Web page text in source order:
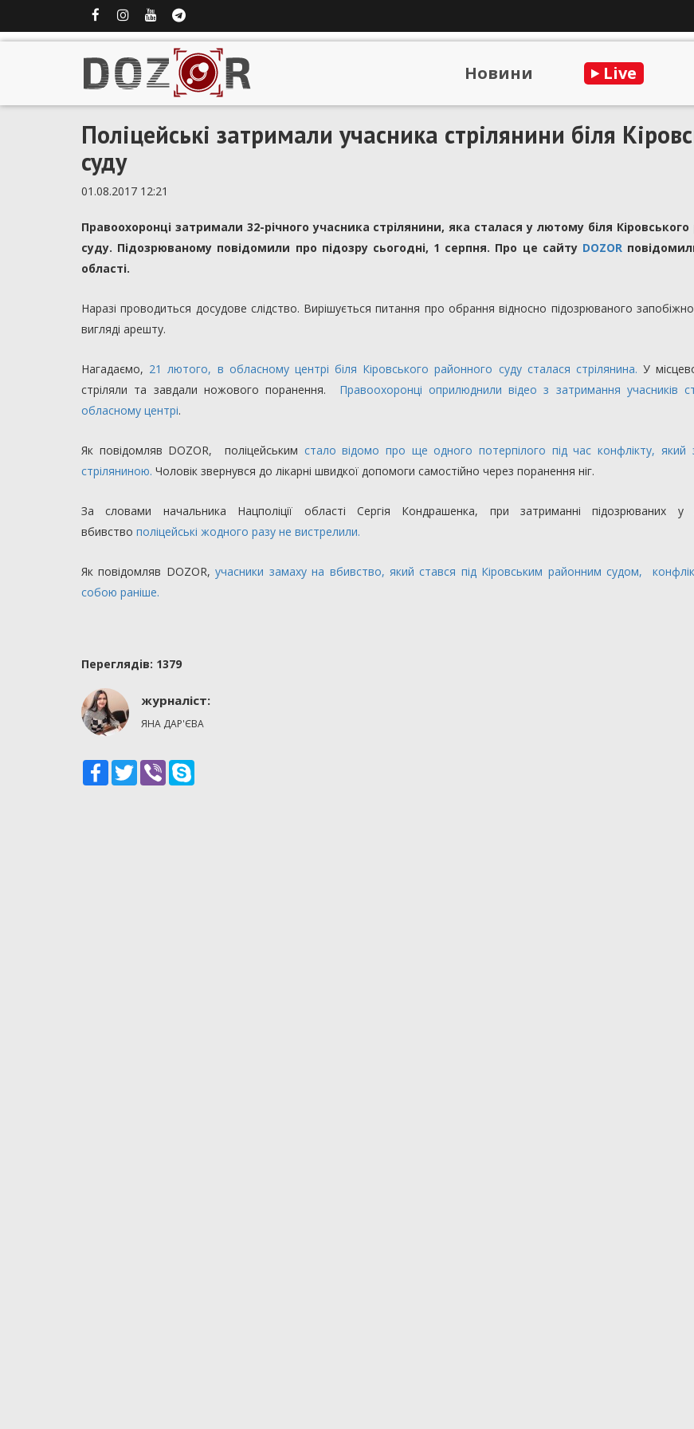
Новини Live
Поліцейські затримали учасника стрілянини біля
суду
01.08.2017 12:21
Правоохоронці затримали 32-річного учасника стрілянини, яка сталася у лютому біля Кіровського
суду. Підозрюваному повідомили про підозру сьогодні, 1 серпня. Про це сайту DOZOR
області.
Наразі проводиться досудове слідство. Вирішується питання про обрання відносно підозрюваного
вигляді арешту.
Нагадаємо, 21 лютого, в обласному центрі біля Кіровського районного суду сталася стрілянина.У
стріляли та завдали ножового поранення. Правоохоронці оприлюднили відео з затримання учасників
обласному центрі.
Як повідомляв DOZOR, поліцейським стало відомо про ще одного потерпілого під час конфлікту, який
стріляниною. Чоловік звернувся до лікарні швидкої допомоги самостійно через поранення ніг.
За словами начальника Нацполіції області Сергія Кондрашенка, при затриманні підозрюваних
вбивство поліцейські жодного разу не вистрелили.
Як повідомляв DOZOR,учасники замаху на вбивство, який стався під Кіровським районним судом,
собою раніше.
Переглядiв: 1379
журналіст:
ЯНА ДАР'ЄВА
Facebook
TwitterViber